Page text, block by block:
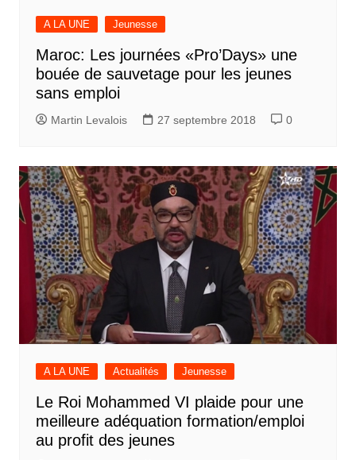
A LA UNE Jeunesse
Maroc: Les journées «Pro’Days» une
bouée de sauvetage pour les jeunes
sans emploi
Martin Levalois 27 septembre 2018 0
A LA UNE Actualités Jeunesse
Le Roi Mohammed VI plaide pour une
meilleure adéquation formation/emploi
au profit des jeunes